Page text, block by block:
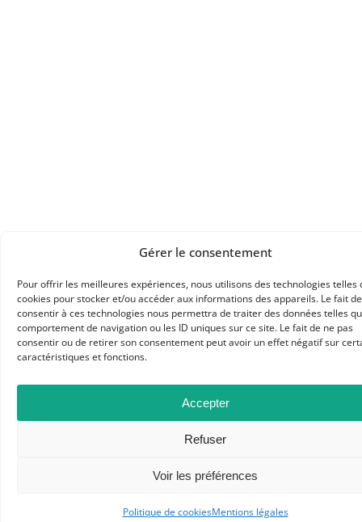
Gérer le consentement
Pour offrir les meilleures expériences, nous utilisons des technologies telles
cookies pour stocker et/ou accéder aux informations des appareils. Le fait de
consentir à ces technologies nous permettra de traiter des données telles
comportement de navigation ou les ID uniques sur ce site. Le fait de ne pas
consentir ou de retirer son consentement peut avoir un effet négatif sur
caractéristiques et fonctions.
Accepter
Refuser
Voir les préférences
Politique de cookiesMentions légales
APHG
Association des professeurs d'histoire et géographie
+ 33 0(1) 42 33 62 37
BP 6541 – 75065 Paris Cedex 02
CONTACTEZ-NOUS
MENTIONS LÉGALES
DONNÉES PERSONNELLES